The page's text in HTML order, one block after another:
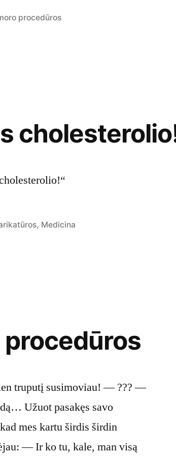
procedūros
, Medicina
truputį susimoviau! — ??? —
Užuot pasakęs savo
mes kartu širdis širdin
— Ir ko tu, kale, man visą